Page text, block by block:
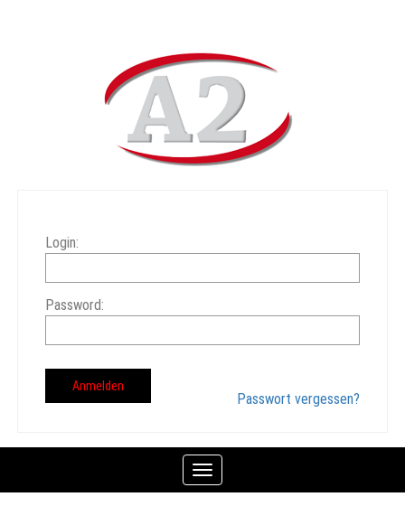
Login:
Password:
Passwort vergessen?
Toggle
navigation